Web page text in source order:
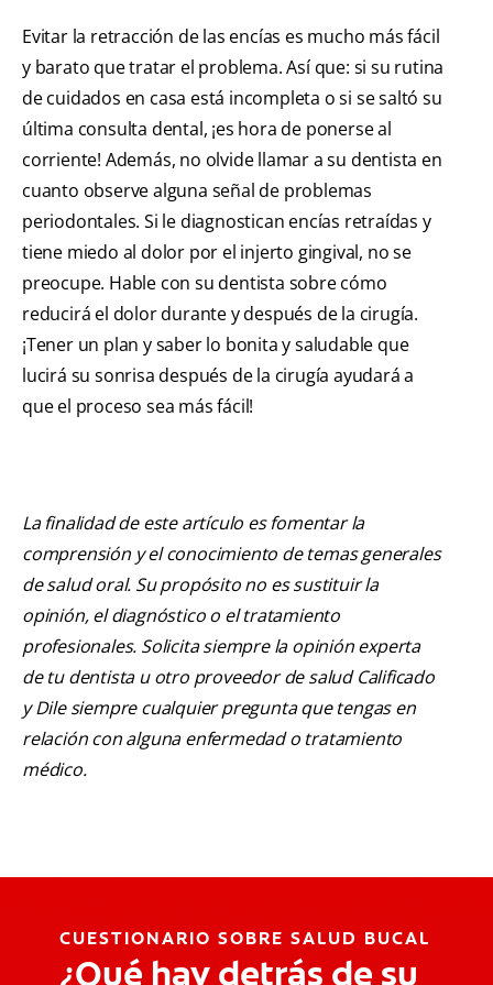
Evitar la retracción de las encías es mucho más fácil
y barato que tratar el problema. Así que: si su rutina
de cuidados en casa está incompleta o si se saltó su
última consulta dental, ¡es hora de ponerse al
corriente! Además, no olvide llamar a su dentista en
cuanto observe alguna señal de problemas
periodontales. Si le diagnostican encías retraídas y
tiene miedo al dolor por el injerto gingival, no se
preocupe. Hable con su dentista sobre cómo
reducirá el dolor durante y después de la cirugía.
¡Tener un plan y saber lo bonita y saludable que
lucirá su sonrisa después de la cirugía ayudará a
que el proceso sea más fácil!
La finalidad de este artículo es fomentar la
comprensión y el conocimiento de temas generales
de salud oral. Su propósito no es sustituir la
opinión, el diagnóstico o el tratamiento
profesionales. Solicita siempre la opinión experta
de tu dentista u otro proveedor de salud Calificado
y Dile siempre cualquier pregunta que tengas en
relación con alguna enfermedad o tratamiento
médico.
CUESTIONARIO SOBRE SALUD BUCAL
¿Qué hay detrás de su